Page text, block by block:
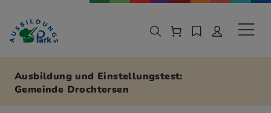
Zur Navigation springen
Zu den Hauptinhalten springen
Ausbildung und Einstellungstest:
Gemeinde Drochtersen